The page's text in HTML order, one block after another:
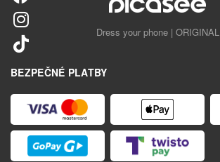
Dress your phone | ORIGINAL
BEZPEČNÉ PLATBY